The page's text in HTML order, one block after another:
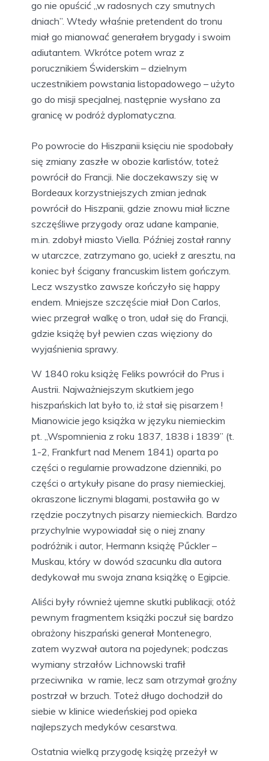
go nie opuścić „w radosnych czy smutnych
dniach”. Wtedy właśnie pretendent do tronu
miał go mianować generałem brygady i swoim
adiutantem. Wkrótce potem wraz z
porucznikiem Świderskim – dzielnym
uczestnikiem powstania listopadowego – użyto
go do misji specjalnej, następnie wysłano za
granicę w podróż dyplomatyczna.
Po powrocie do Hiszpanii księciu nie spodobały
się zmiany zaszłe w obozie karlistów, toteż
powrócił do Francji. Nie doczekawszy się w
Bordeaux korzystniejszych zmian jednak
powrócił do Hiszpanii, gdzie znowu miał liczne
szczęśliwe przygody oraz udane kampanie,
m.in. zdobył miasto Viella. Później został ranny
w utarczce, zatrzymano go, uciekł z aresztu, na
koniec był ścigany francuskim listem gończym.
Lecz wszystko zawsze kończyło się happy
endem. Mniejsze szczęście miał Don Carlos,
wiec przegrał walkę o tron, udał się do Francji,
gdzie książę był pewien czas więziony do
wyjaśnienia sprawy.
W 1840 roku książę Feliks powrócił do Prus i
Austrii. Najważniejszym skutkiem jego
hiszpańskich lat było to, iż stał się pisarzem !
Mianowicie jego książka w języku niemieckim
pt. „Wspomnienia z roku 1837, 1838 i 1839” (t.
1-2, Frankfurt nad Menem 1841) oparta po
części o regularnie prowadzone dzienniki, po
części o artykuły pisane do prasy niemieckiej,
okraszone licznymi blagami, postawiła go w
rzędzie poczytnych pisarzy niemieckich. Bardzo
przychylnie wypowiadał się o niej znany
podróżnik i autor, Hermann książę Pűckler –
Muskau, który w dowód szacunku dla autora
dedykował mu swoja znana książkę o Egipcie.
Aliści były również ujemne skutki publikacji; otóż
pewnym fragmentem książki poczuł się bardzo
obrażony hiszpański generał Montenegro,
zatem wyzwał autora na pojedynek; podczas
wymiany strzałów Lichnowski trafił
przeciwnika w ramie, lecz sam otrzymał groźny
postrzał w brzuch. Toteż długo dochodził do
siebie w klinice wiedeńskiej pod opieka
najlepszych medyków cesarstwa.
Ostatnia wielką przygodę książę przeżył w